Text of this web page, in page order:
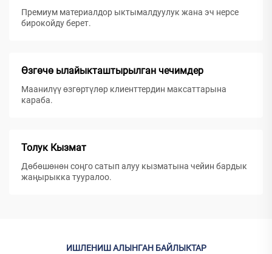
Премиум материалдор ыктымалдуулук жана эч нерсе
бирокойду берет.
Өзгөчө ылайыкташтырылган чечимдер
Маанилүү өзгөртүлөр клиенттердин максаттарына
караба.
Толук Кызмат
Дөбөшөнөн соңго сатып алуу кызматына чейин бардык
жаңырыкка тууралoo.
ИШЛЕНИШ АЛЫНГАН БАЙЛЫКТАР